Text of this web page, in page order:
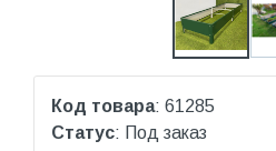
Код товара: 61285
Статус: Под заказ